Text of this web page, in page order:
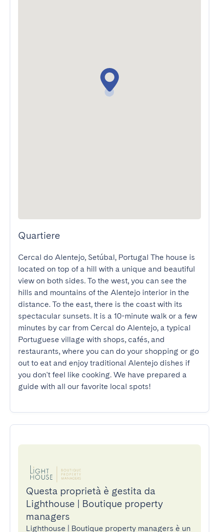
Quartiere
Cercal do Alentejo, Setúbal, Portugal The house is
located on top of a hill with a unique and beautiful
view on both sides. To the west, you can see the
hills and mountains of the Alentejo interior in the
distance. To the east, there is the coast with its
spectacular sunsets. It is a 10-minute walk or a few
minutes by car from Cercal do Alentejo, a typical
Portuguese village with shops, cafés, and
restaurants, where you can do your shopping or go
out to eat and enjoy traditional Alentejo dishes if
you don't feel like cooking. We have prepared a
guide with all our favorite local spots!
Questa proprietà è gestita da
Lighthouse | Boutique property
managers
Lighthouse | Boutique property managers è un